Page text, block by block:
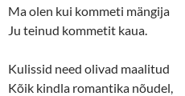
Ma olen kui kommeti mängija
Ju teinud kommetit kaua.
Kulissid need olivad maalitud
Kõik kindla romantika nõudel,